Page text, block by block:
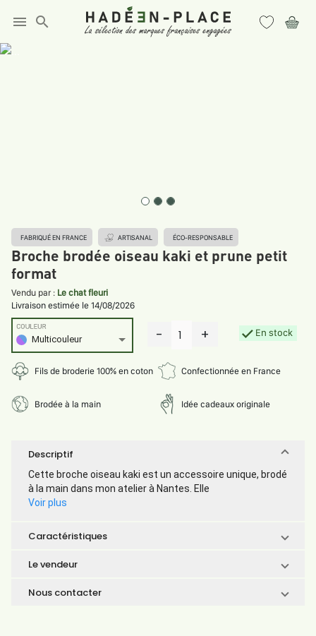
menu search
FABRIQUÉ EN FRANCE ARTISANAL ÉCO-RESPONSABLE
Broche brodée oiseau kaki et prune petit
format
Vendu par : Le chat fleuri
Livraison estimée le 14/08/2026
Fils de broderie 100% en coton Confectionnée en France
Brodée à la main Idée cadeaux originale
Multicouleur
COULEUR - 1 + En stock
Descriptif
Cette broche oiseau kaki est un accessoire unique, brodé
à la main dans mon atelier à Nantes. Elle
Voir plus
Caractéristiques
Le vendeur
Nous contacter